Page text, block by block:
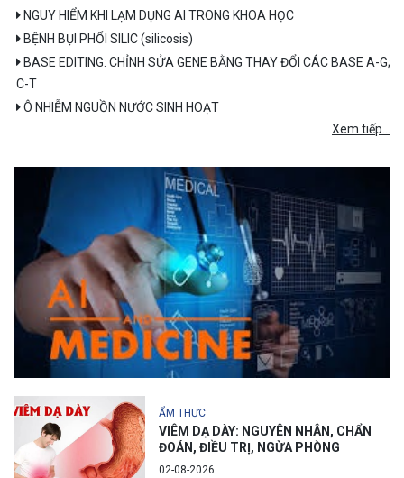
NGUY HIỂM KHI LẠM DỤNG AI TRONG KHOA HỌC
BỆNH BỤI PHỔI SILIC (silicosis)
BASE EDITING: CHỈNH SỬA GENE BẰNG THAY ĐỔI CÁC BASE A-G;
C-T
Ô NHIỄM NGUỒN NƯỚC SINH HOẠT
Xem tiếp...
ẨM THỰC
VIÊM DẠ DÀY: NGUYÊN NHÂN, CHẨN
ĐOÁN, ĐIỀU TRỊ, NGỪA PHÒNG
02-08-2026